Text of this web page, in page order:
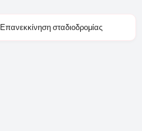
Επανεκκίνηση σταδιοδρομίας